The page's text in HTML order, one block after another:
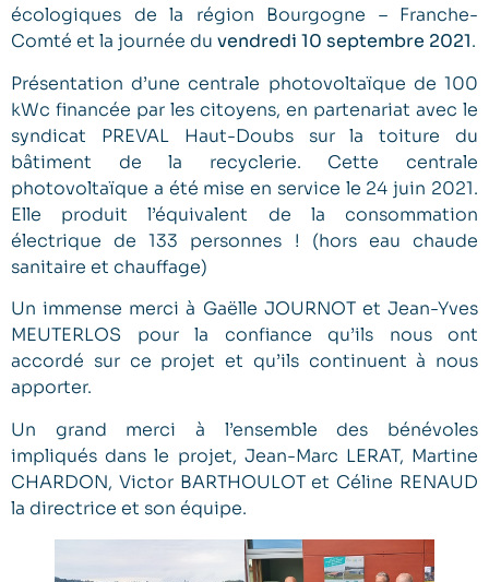
écologiques de la région Bourgogne – Franche-
Comté et la journée du vendredi 10 septembre 2021.
Présentation d’une centrale photovoltaïque de 100
kWc financée par les citoyens, en partenariat avec le
syndicat PREVAL Haut-Doubs sur la toiture du
bâtiment de la recyclerie. Cette centrale
photovoltaïque a été mise en service le 24 juin 2021.
Elle produit l’équivalent de la consommation
électrique de 133 personnes ! (hors eau chaude
sanitaire et chauffage)
Un immense merci à Gaëlle JOURNOT et Jean-Yves
MEUTERLOS pour la confiance qu’ils nous ont
accordé sur ce projet et qu’ils continuent à nous
apporter.
Un grand merci à l’ensemble des bénévoles
impliqués dans le projet, Jean-Marc LERAT, Martine
CHARDON, Victor BARTHOULOT et Céline RENAUD
la directrice et son équipe.